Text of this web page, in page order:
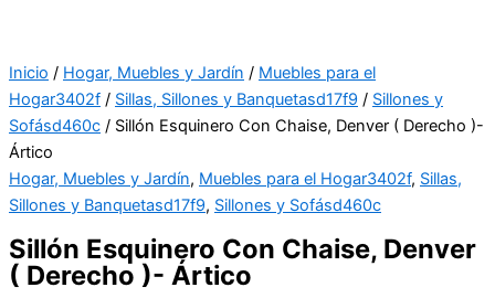
Inicio / Hogar, Muebles y Jardín / Muebles para el
Hogar3402f / Sillas, Sillones y Banquetasd17f9 / Sillones y
Sofásd460c / Sillón Esquinero Con Chaise, Denver ( Derecho )-
Ártico
Hogar, Muebles y Jardín, Muebles para el Hogar3402f, Sillas,
Sillones y Banquetasd17f9, Sillones y Sofásd460c
Sillón Esquinero Con Chaise, Denver
( Derecho )- Ártico